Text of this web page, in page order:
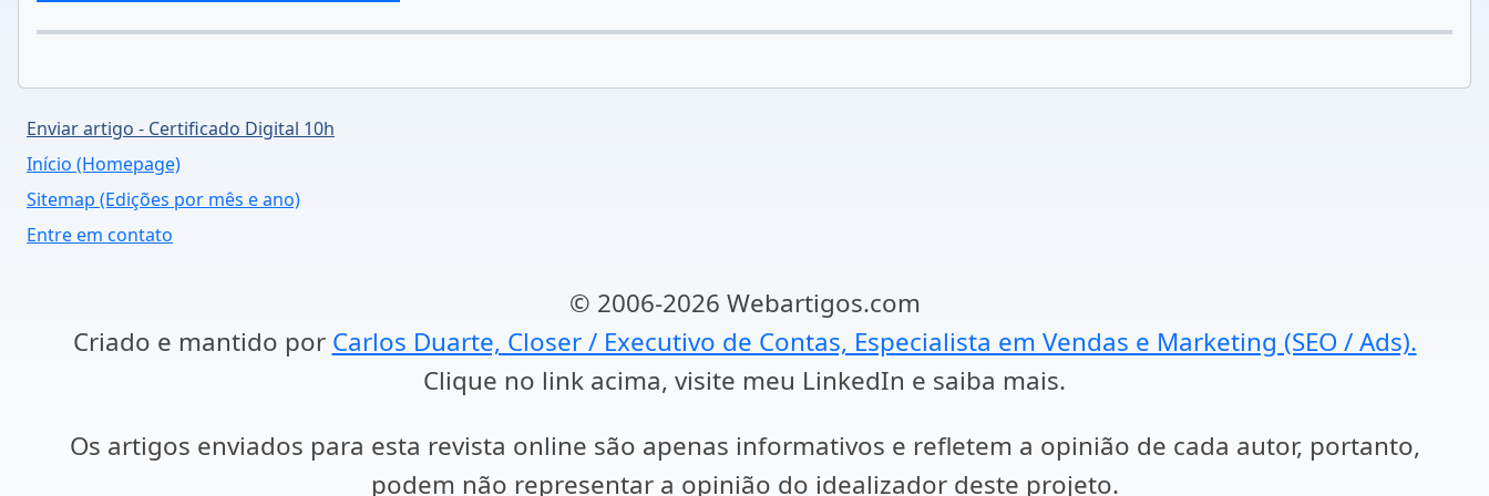
Enviar artigo - Certificado Digital 10h
Início (Homepage)
Sitemap (Edições por mês e ano)
Entre em contato
© 2006-2026 Webartigos.com
Criado e mantido por Carlos Duarte, Closer / Executivo de Contas, Especialista em Vendas e Marketing (SEO / Ads).
Clique no link acima, visite meu LinkedIn e saiba mais.
Os artigos enviados para esta revista online são apenas informativos e refletem a opinião de cada autor, portanto,
podem não representar a opinião do idealizador deste projeto.